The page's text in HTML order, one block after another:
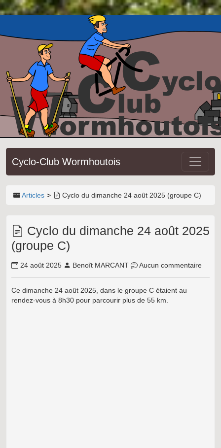
Cyclo-Club Wormhoutois
Articles Cyclo du dimanche 24 août 2025 (groupe C)
Cyclo du dimanche 24 août 2025
(groupe C)
24 août 2025 Benoît MARCANT Aucun commentaire
Ce dimanche 24 août 2025, dans le groupe C étaient au
rendez-vous à 8h30 pour parcourir plus de 55 km.